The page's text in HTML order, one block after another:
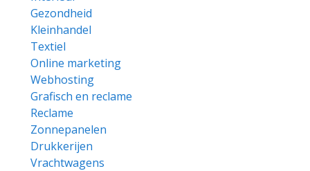
Gezondheid
Kleinhandel
Textiel
Online marketing
Webhosting
Grafisch en reclame
Reclame
Zonnepanelen
Drukkerijen
Vrachtwagens